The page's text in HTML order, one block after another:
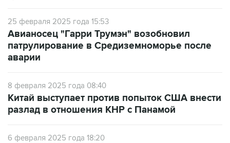
25 февраля 2025 года 15:53
Авианосец "Гарри Трумэн" возобновил
патрулирование в Средиземноморье после
аварии
8 февраля 2025 года 08:40
Китай выступает против попыток США внести
разлад в отношения КНР с Панамой
6 февраля 2025 года 18:20